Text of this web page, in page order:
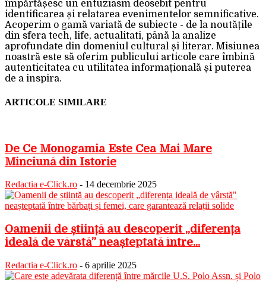
împărtășesc un entuziasm deosebit pentru
identificarea și relatarea evenimentelor semnificative.
Acoperim o gamă variată de subiecte - de la noutățile
din sfera tech, life, actualitati, până la analize
aprofundate din domeniul cultural și literar. Misiunea
noastră este să oferim publicului articole care îmbină
autenticitatea cu utilitatea informațională și puterea
de a inspira.
ARTICOLE SIMILARE
De Ce Monogamia Este Cea Mai Mare
Minciună din Istorie
Redactia e-Click.ro - 14 decembrie 2025
Oamenii de știință au descoperit „diferența
ideală de vârstă” neașteptată între...
Redactia e-Click.ro - 6 aprilie 2025